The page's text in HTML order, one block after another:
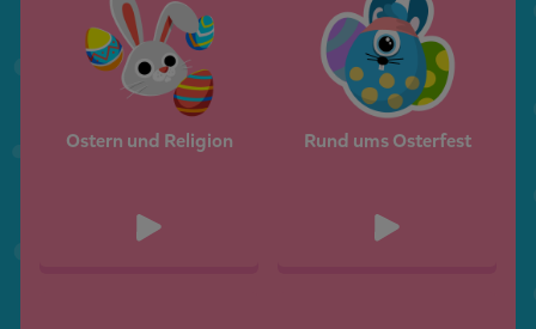
Ostern und Religion Rund ums Osterfest